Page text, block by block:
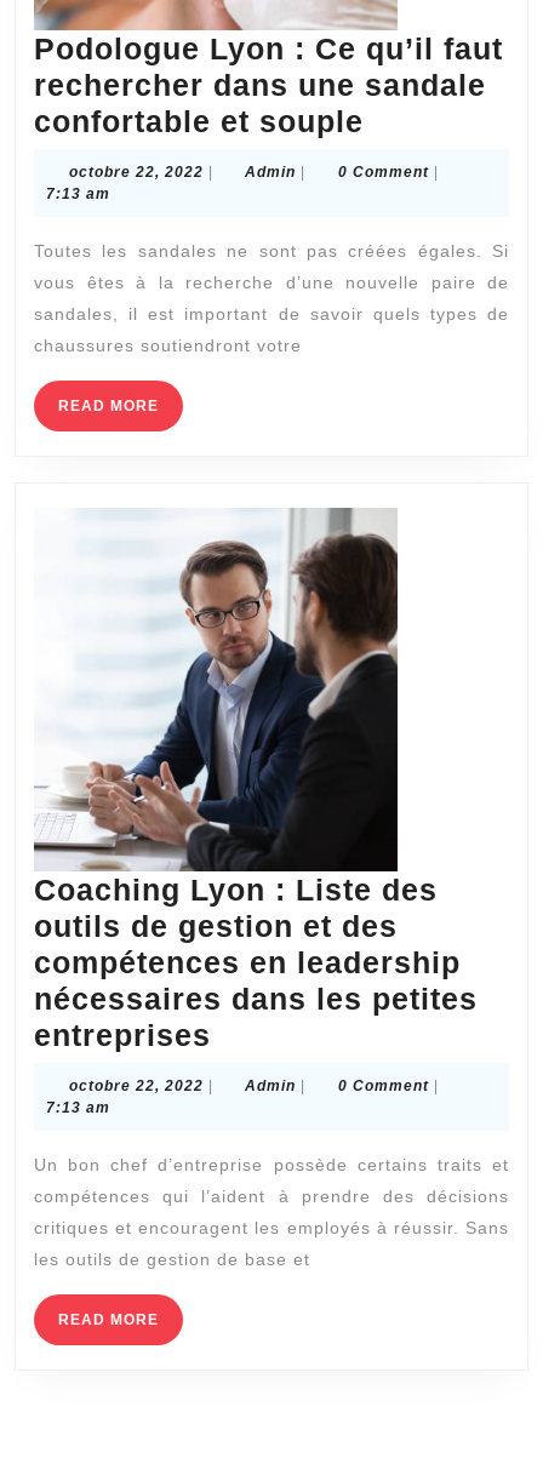
Podologue Lyon : Ce qu’il faut
rechercher dans une sandale
confortable et souple
qu’il
faut
et
souple
octobre 22, 2022 octobre
| Admin Admin
| 0 Comment |
7:13 am
Toutes les sandales ne sont pas créées égales. Si
vous êtes à la recherche d’une nouvelle paire de
sandales, il est important de savoir quels types de
chaussures soutiendront votre
READ MORE READ
MORE
Coaching Lyon : Liste des
outils de gestion et des
compétences en leadership
nécessaires dans les petites
entreprises
:
des
outils
de
octobre 22, 2022 octobre
| Admin Admin
| 0 Comment |
7:13 am
Un bon chef d’entreprise possède certains traits et
compétences qui l’aident à prendre des décisions
critiques et encouragent les employés à réussir. Sans
les outils de gestion de base et
READ MORE READ
MORE